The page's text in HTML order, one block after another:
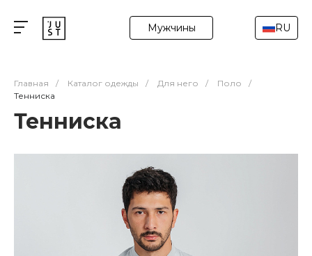
Мужчины RU
Главная / Каталог одежды / Для него / Поло
/
Тенниска
Тенниска